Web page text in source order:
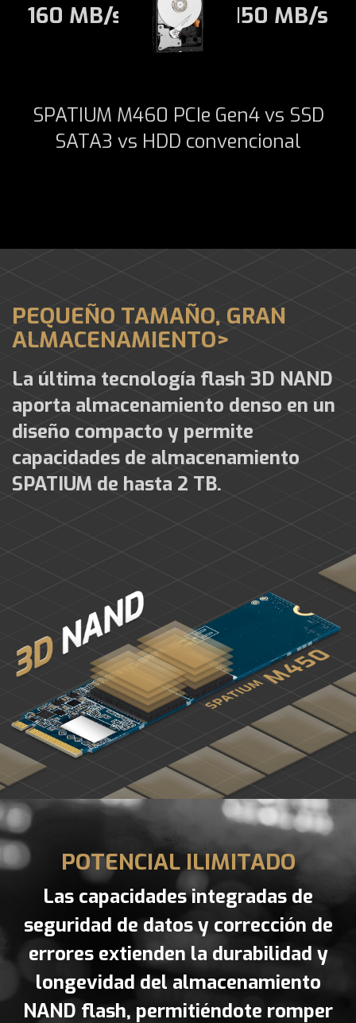
160 MB/s 150 MB/s
SPATIUM M460 PCIe Gen4 vs SSD
SATA3 vs HDD convencional
PEQUEÑO TAMAÑO, GRAN
ALMACENAMIENTO>
La última tecnología flash 3D NAND
aporta almacenamiento denso en un
diseño compacto y permite
capacidades de almacenamiento
SPATIUM de hasta 2 TB.
POTENCIAL ILIMITADO
Las capacidades integradas de
seguridad de datos y corrección de
errores extienden la durabilidad y
longevidad del almacenamiento
NAND flash, permitiéndote romper